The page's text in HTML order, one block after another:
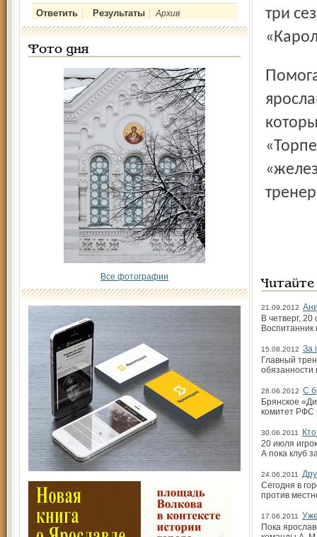
Архив
Фото дня
Все фотографии
три
Помогать американскому специалисту будет воспитанник
21.09.2012
В четверг,
15.08.2012 За
Главный
обязанности
28.06.2012 С
Брянское
комитет РФС
30.06.2011
20 июля
А пока клуб
24.06.2011
Сегодня в
против
17.06.2011
Пока